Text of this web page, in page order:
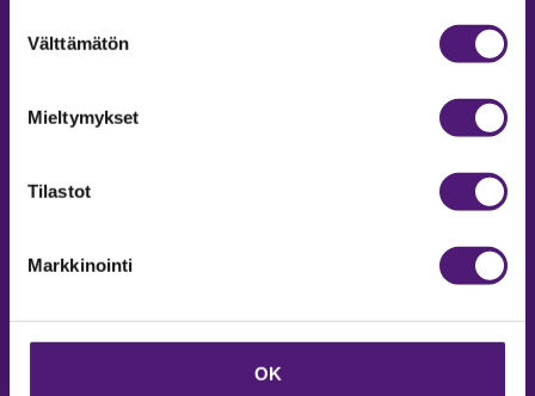
valinta
Välttämätön
Mieltymykset
Tilastot
Markkinointi
OK
Vastuullisuus
Ympäristöohjelma